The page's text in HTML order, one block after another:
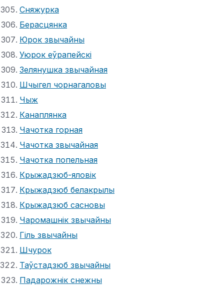
Сняжурка
Берасцянка
Юрок звычайны
Уюрок еўрапейскі
Зелянушка звычайная
Шчыгел чорнагаловы
Чыж
Канаплянка
Чачотка горная
Чачотка звычайная
Чачотка попельная
Крыжадзюб-яловік
Крыжадзюб белакрылы
Крыжадзюб сасновы
Чаромашнік звычайны
Гіль звычайны
Шчурок
Таўстадзюб звычайны
Падарожнік снежны